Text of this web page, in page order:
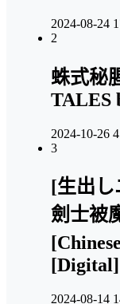
2024-08-24
2
蛛式秘
TALES
2024-10-26
3
[生出
劍士被
[Digital]
2024-08-14